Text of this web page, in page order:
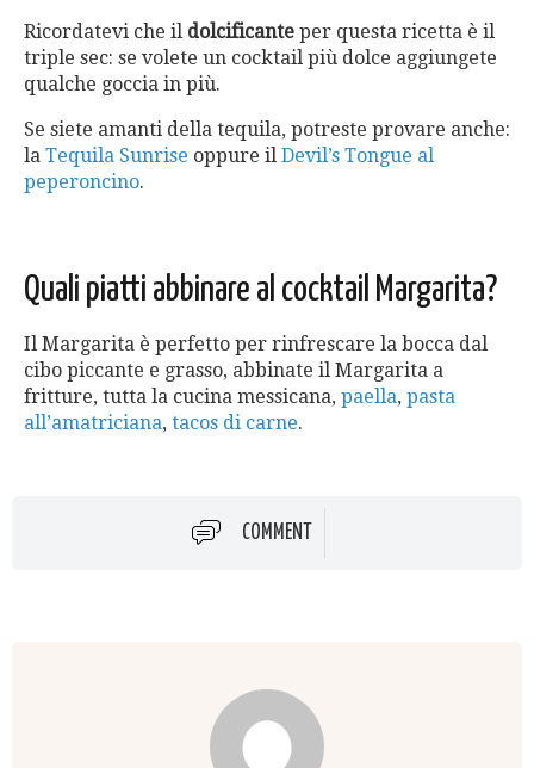
Ricordatevi che il dolcificante per questa ricetta è il
triple sec: se volete un cocktail più dolce aggiungete
qualche goccia in più.
Se siete amanti della tequila, potreste provare anche:
la Tequila Sunrise oppure il Devil’s Tongue al
peperoncino.
Quali piatti abbinare al cocktail Margarita?
Il Margarita è perfetto per rinfrescare la bocca dal
cibo piccante e grasso, abbinate il Margarita a
fritture, tutta la cucina messicana, paella, pasta
all’amatriciana, tacos di carne.
COMMENT